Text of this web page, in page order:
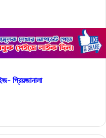
প্রিয়জানালা